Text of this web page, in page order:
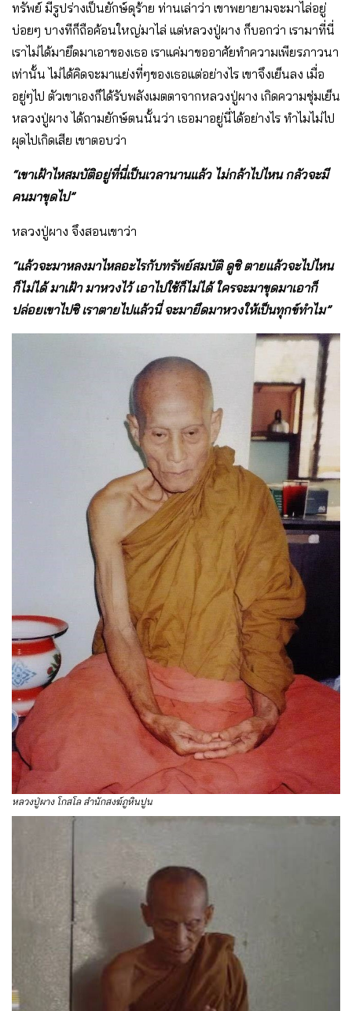
ทรัพย์ มีรูปร่างเป็นยักษ์ดุร้าย ท่านเล่าว่า เขาพยายามจะมาไล่อยู่
บ่อยๆ บางทีก็ถือค้อนใหญ่มาไล่ แต่หลวงปู่ผาง ก็บอกว่า เรามาที่นี่
เราไม่ได้มายึดมาเอาของเธอ เราแค่มาขออาศัยทำความเพียรภาวนา
เท่านั้น ไม่ได้คิดจะมาแย่งที่ๆของเธอแต่อย่างไร เขาจึงเย็นลง เมื่อ
อยู่ๆไป ตัวเขาเองก็ได้รับพลังเมตตาจากหลวงปู่ผาง เกิดความชุ่มเย็น
หลวงปู่ผาง ได้ถามยักษ์ตนนั้นว่า เธอมาอยู่นี่ได้อย่างไร ทำไมไม่ไป
ผุดไปเกิดเสีย เขาตอบว่า
“เขาเฝ้าไหสมบัติอยู่ที่นี่เป็นเวลานานแล้ว ไม่กล้าไปไหน กลัวจะมี
คนมาขุดไป”
หลวงปู่ผาง จึงสอนเขาว่า
“แล้วจะมาหลงมาไหลอะไรกับทรัพย์สมบัติ ดูซิ ตายแล้วจะไปไหน
ก็ไม่ได้ มาเฝ้า มาหวงไว้ เอาไปใช้ก็ไม่ได้ ใครจะมาขุดมาเอาก็
ปล่อยเขาไปซิ เราตายไปแล้วนี่ จะมายึดมาหวงให้เป็นทุกข์ทำไม”
หลวงปู่ผาง โกสโล สำนักสงฆ์ภูหินปูน